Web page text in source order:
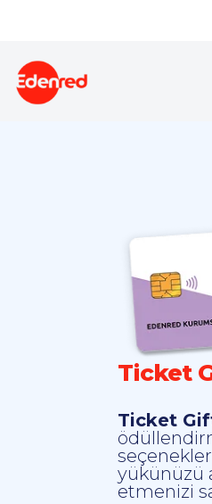
Ticket
Ticket
yükünüzü
etmenizi